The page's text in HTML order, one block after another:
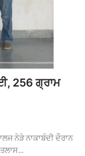
256 ਗ੍ਰਾਮ
ਨੇੜੇ ਨਾਕਾਬੰਦੀ ਦੌਰਾਨ